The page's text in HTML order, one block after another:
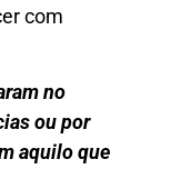
com
no
ou por
aquilo que